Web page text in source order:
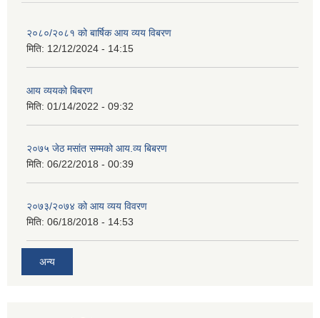
२०८०/२०८१ को बार्षिक आय व्यय विबरण
मिति: 12/12/2024 - 14:15
आय व्ययको बिबरण
मिति: 01/14/2022 - 09:32
२०७५ जेठ मसांत सम्मको आय.व्य बिबरण
मिति: 06/22/2018 - 00:39
२०७३/२०७४ को आय व्यय विवरण
मिति: 06/18/2018 - 14:53
अन्य